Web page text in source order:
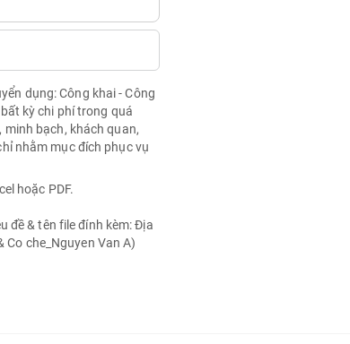
dụng: Công khai - Công
kỳ chi phí trong quá
bạch, khách quan,
nhằm mục đích phục vụ
hoặc PDF.
đề & tên file đính kèm: Địa
Co che_Nguyen Van A)